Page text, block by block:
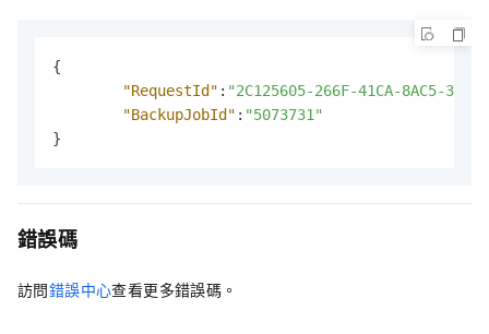
{
"RequestId" : "2C125605-266F-41CA-8AC5-
"BackupJobId" : "5073731"
}
錯誤碼
訪問錯誤中心查看更多錯誤碼。